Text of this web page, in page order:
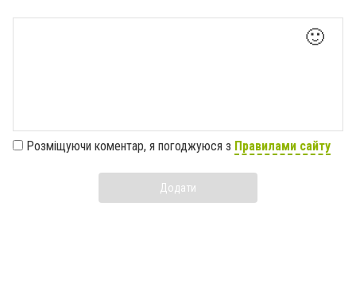
🙂
Розміщуючи коментар, я погоджуюся з Правилами сайту
Додати